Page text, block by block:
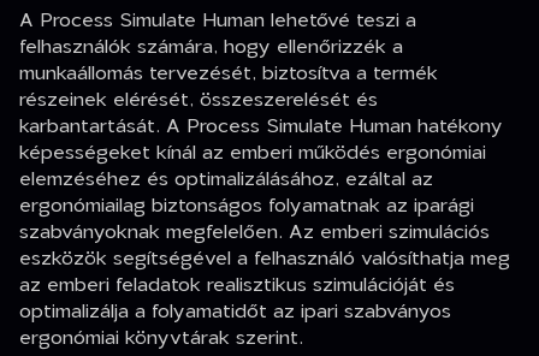
A Process Simulate Human lehetővé teszi a
felhasználók számára, hogy ellenőrizzék a
munkaállomás tervezését, biztosítva a termék
részeinek elérését, összeszerelését és
karbantartását. A Process Simulate Human hatékony
képességeket kínál az emberi működés ergonómiai
elemzéséhez és optimalizálásához, ezáltal az
ergonómiailag biztonságos folyamatnak az iparági
szabványoknak megfelelően. Az emberi szimulációs
eszközök segítségével a felhasználó valósíthatja meg
az emberi feladatok realisztikus szimulációját és
optimalizálja a folyamatidőt az ipari szabványos
ergonómiai könyvtárak szerint.